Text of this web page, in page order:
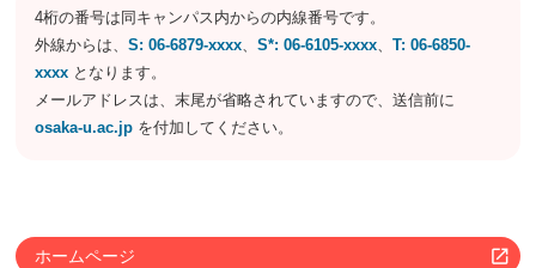
4桁の番号は同キャンパス内からの内線番号です。
外線からは、S: 06-6879-xxxx、S*: 06-6105-xxxx、T: 06-6850-
xxxx となります。
メールアドレスは、末尾が省略されていますので、送信前に
osaka-u.ac.jp を付加してください。
ホームページ